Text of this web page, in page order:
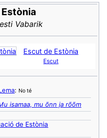
Estònia
Vabarik
Escut de Estònia
Escut
: No té
isamaa, mu õnn ja rõõm
de Estònia